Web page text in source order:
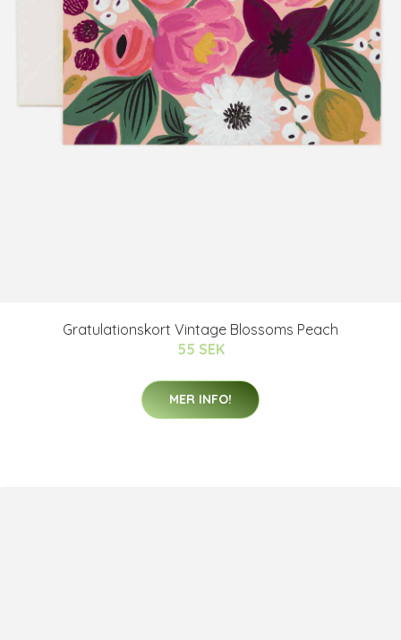
Gratulationskort Vintage Blossoms Peach
55 SEK
MER INFO!